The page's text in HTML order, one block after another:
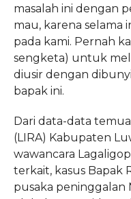
masalah ini dengan
mau, karena selama
pada kami. Pernah
sengketa) untuk
diusir dengan
bapak ini.
Dari data-data
(LIRA) Kabupaten
wawancara
terkait, kasus Bapak
pusaka peninggalan